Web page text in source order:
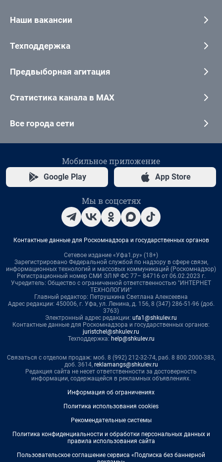
Наши вакансии
Техподдержка
Предвыборная агитация
Статистика канала в MAX
Все города сети
Мобильное приложение
Google Play App Store
Мы в соцсетях
Контактные данные для Роскомнадзора и государственных органов
Сетевое издание «Уфа1.ру» (18+)
Зарегистрировано Федеральной службой по надзору в сфере связи,
информационных технологий и массовых коммуникаций (Роскомнадзор)
Регистрационный номер СМИ ЭЛ № ФС 77– 84716 от 06.02.2023 г.
Учредитель: Общество с ограниченной ответственностью "ИНТЕРНЕТ
ТЕХНОЛОГИИ"
Главный редактор: Петрушкина Светлана Алексеевна
Адрес редакции: 450006, г. Уфа, ул. Ленина, д. 156, 8 (347) 286-51-96 (доб.
3763)
Электронный адрес редакции: ufa1@shkulev.ru
Контактные данные для Роскомнадзора и государственных органов:
juristchel@shkulev.ru
Техподдержка: help@shkulev.ru
Связаться с отделом продаж: моб. 8 (992) 212-32-74, раб. 8 800 2000-383,
доб. 3614, reklamangs@shkulev.ru
Редакция сайта не несет ответственности за достоверность
информации, содержащейся в рекламных объявлениях.
Информация об ограничениях
Политика использования cookies
Рекомендательные системы
Политика конфиденциальности и обработки персональных данных и
правила использования сайта
Пользовательское соглашение сервиса «Подписка без баннерной